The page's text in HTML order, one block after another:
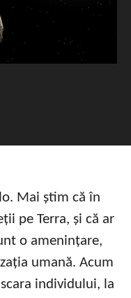
Mai știm că în
pe Terra, și că ar
o amenințare,
umană. Acum
individului, la